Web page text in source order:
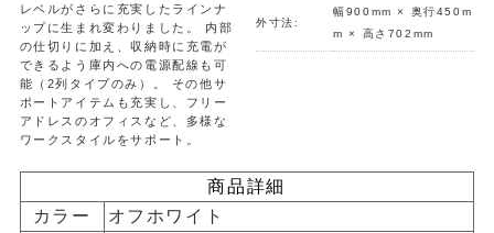
レベルがさらに充実したラインナ
ップに生まれ変わりました。 内部
の仕切りに加え、収納時に充電が
できるよう庫内への電源配線も可
能（2列タイプのみ）。 その他サ
ポートアイテムも充実し、フリー
アドレスのオフィスなど、多様な
ワークスタイルをサポート。
外寸法:
幅900mm × 奥行450m
m × 高さ702mm
商品詳細
カラー
オフホワイト